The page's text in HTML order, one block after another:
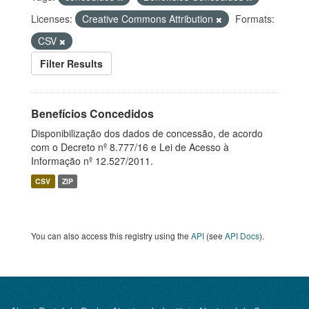
Licenses:
Creative Commons Attribution
Formats:
CSV
Filter Results
Benefícios Concedidos
Disponibilização dos dados de concessão, de acordo
com o Decreto nº 8.777/16 e Lei de Acesso à
Informação nº 12.527/2011.
CSV ZIP
You can also access this registry using the API (see API Docs).